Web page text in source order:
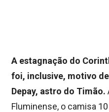
A estagnação do
foi, inclusive, motivo
Depay, astro do Timão.
Fluminense, o camisa